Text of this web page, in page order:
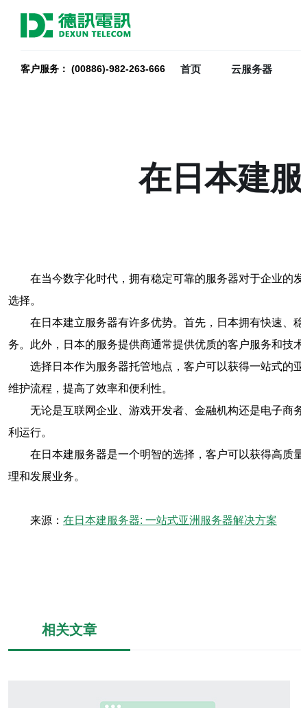
客户服务： (00886)-982-263-666 首页 云服务器
在日本建
在当今数字化时代，拥有稳定可靠的服务器对于企业
选择。
在日本建立服务器有许多优势。首先，日本拥有快速
务。此外，日本的服务提供商通常提供优质的客户服务和技
选择日本作为服务器托管地点，客户可以获得一站式
维护流程，提高了效率和便利性。
无论是互联网企业、游戏开发者、金融机构还是电子
利运行。
在日本建服务器是一个明智的选择，客户可以获得高
理和发展业务。
来源： 在日本建服务器: 一站式亚洲服务器解决方案
相关文章